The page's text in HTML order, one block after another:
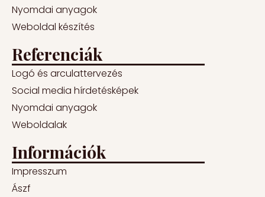
Nyomdai anyagok
Weboldal készítés
Referenciák
Logó és arculattervezés
Social media hírdetésképek
Nyomdai anyagok
Weboldalak
Információk
Impresszum
Ászf